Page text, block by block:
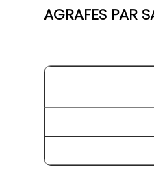
AGRAFES PAR